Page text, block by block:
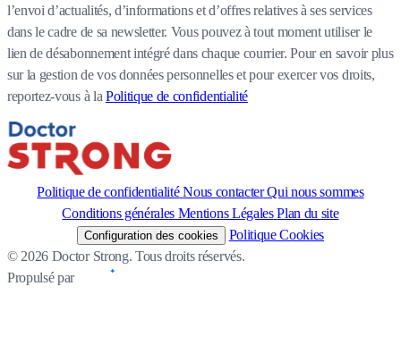
l’envoi d’actualités, d’informations et d’offres relatives à ses services
dans le cadre de sa newsletter. Vous pouvez à tout moment utiliser le
lien de désabonnement intégré dans chaque courrier. Pour en savoir plus
sur la gestion de vos données personnelles et pour exercer vos droits,
reportez-vous à la Politique de confidentialité
Politique de confidentialité Nous contacter Qui nous sommes
Conditions générales Mentions Légales Plan du site
Configuration des cookies
Politique Cookies
© 2026 Doctor Strong. Tous droits réservés.
Propulsé par